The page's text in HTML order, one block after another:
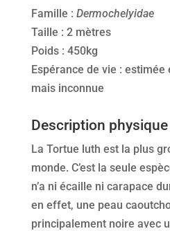
Famille : Dermochelyidae
Taille : 2 mètres
Poids : 450kg
Espérance de vie : estimée
mais inconnue
Description physique
La Tortue luth est la plus
monde. C’est la seule
n’a ni écaille ni carapace
en effet, une peau
principalement noire avec